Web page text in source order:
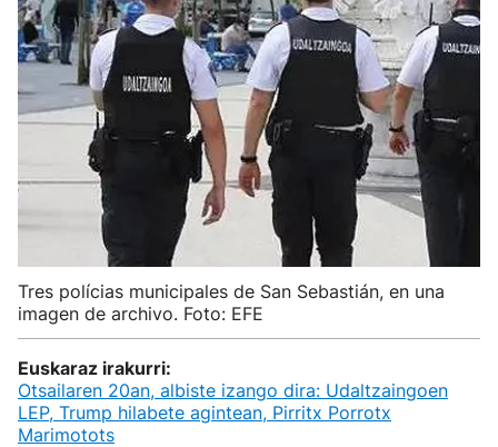
Tres polícias municipales de San Sebastián, en una
imagen de archivo. Foto: EFE
Euskaraz irakurri:
Otsailaren 20an, albiste izango dira: Udaltzaingoen
LEP, Trump hilabete agintean, Pirritx Porrotx
Marimotots